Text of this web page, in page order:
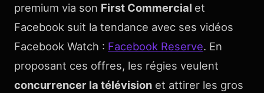
premium via son First Commercial et
Facebook suit la tendance avec ses vidéos
Facebook Watch : Facebook Reserve. En
proposant ces offres, les régies veulent
concurrencer la télévision et attirer les gros